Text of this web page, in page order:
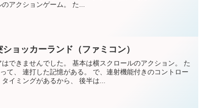
アクションゲーム。 た...
ョッカーランド（ファミコン）
できませんでした。 基本は横スクロールのアクション。 た
て、 連打した記憶がある。 で、連射機能付きのコントロー
イミングがあるから、 後半は...